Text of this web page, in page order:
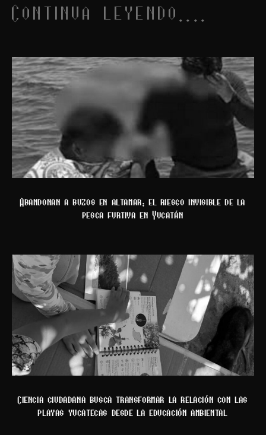
Continua leyendo....
Abandonan a buzos en altamar: el riesgo invisible de la
pesca furtiva en Yucatán
Ciencia ciudadana busca transformar la relación con las
playas yucatecas desde la educación ambiental